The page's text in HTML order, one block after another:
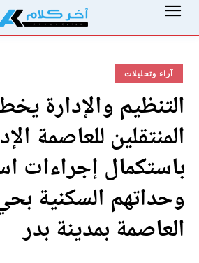
آراء وتحليلات
التنظيم والإدارة
المنتقلين للعاصمة
باستكمال إجراءات
وحداتهم السكنية
العاصمة بمدينة بدر